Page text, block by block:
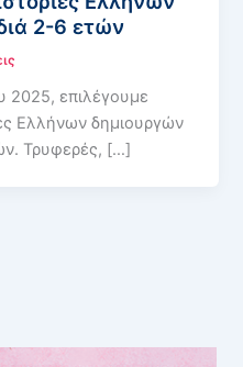
2-6 ετών
2025, επιλέγουμε
Ελλήνων δημιουργών
Τρυφερές, […]